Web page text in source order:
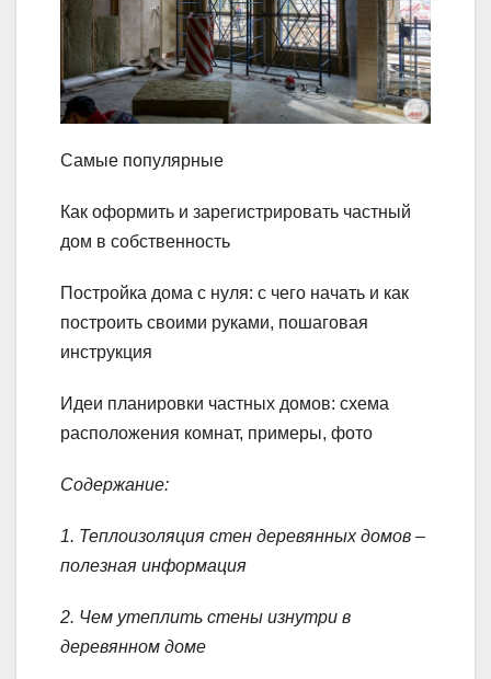
Самые популярные
Как оформить и зарегистрировать частный
дом в собственность
Постройка дома с нуля: с чего начать и как
построить своими руками, пошаговая
инструкция
Идеи планировки частных домов: схема
расположения комнат, примеры, фото
Содержание:
1. Теплоизоляция стен деревянных домов –
полезная информация
2. Чем утеплить стены изнутри в
деревянном доме